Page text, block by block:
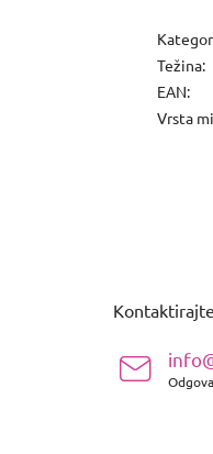
Težina:
EAN:
Vrsta